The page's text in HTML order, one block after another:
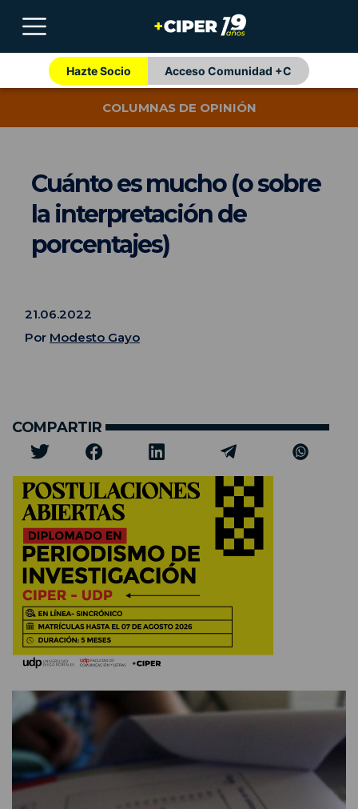
Hazte Socio Acceso Comunidad +C
COLUMNAS DE OPINIÓN
Cuánto es mucho (o sobre
la interpretación de
porcentajes)
21.06.2022
Por Modesto Gayo
COMPARTIR